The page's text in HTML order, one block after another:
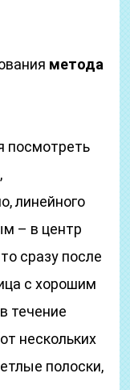
метода
посмотреть
линейного
– в центр
сразу после
с хорошим
течение
нескольких
полоски,